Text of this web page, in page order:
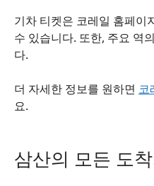
기차 티켓은 코레일 홈페이
수 있습니다. 또한, 주요 역
다.
더 자세한 정보를 원하면 코
요.
삼산의 모든 도